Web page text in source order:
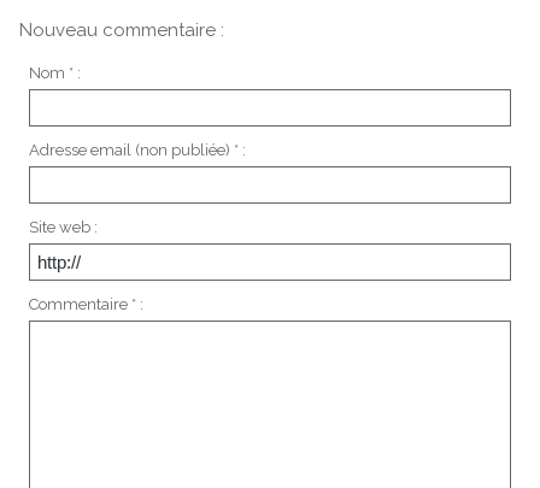
Nouveau commentaire :
Nom * :
Adresse email (non publiée) * :
Site web :
Commentaire * :